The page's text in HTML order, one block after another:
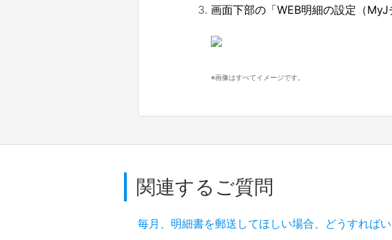
画面下部の「WEB明細の設定（
※画像はすべてイメージです。
関連するご質問
毎月、明細書を郵送してほしい場合、どうすればい